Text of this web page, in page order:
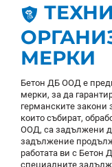
МЕРКИ
Бетон ДБ ООД е
мерки, за да
германските закони
които събират,
ООД, са задължени
задължение
работата ви с Бетон
специалните